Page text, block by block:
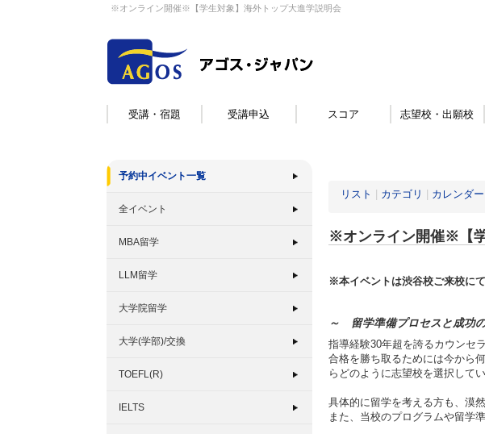
※オンライン開催※【学生対象】海外トップ大進学説明会
受講・宿題 受講申込 スコア 志望校・出願校
予約中イベント一覧
全イベント
MBA留学
LLM留学
大学院留学
大学(学部)/交換
TOEFL(R)
IELTS
リスト カテゴリ カレンダー
※オンライン開催※【
※本イベントは渋谷校ご来校に
～ 留学準備プロセスと成功
指導経験30年超を誇るカウンセ
合格を勝ち取るためには今から
らどのように志望校を選択して
具体的に留学を考える方も、漠
また、当校のプログラムや留学